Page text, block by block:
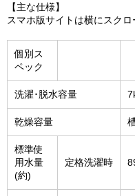
【主な仕様】
スマホ版サイトは横にスクロ
個別ス
ペック
洗濯･脱水容量
乾燥容量
標準使
用水量
(約)
定格洗濯時